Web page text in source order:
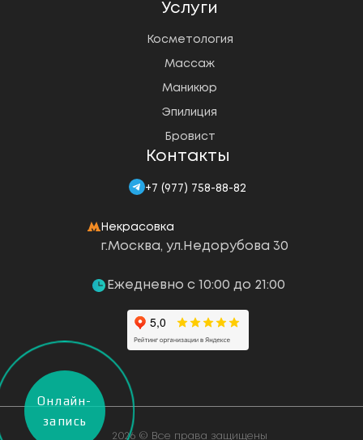
Услуги
Косметология
Массаж
Маникюр
Эпилиция
Бровист
Контакты
+7 (977) 758-88-82
Некрасовка
г.Москва, ул.Недорубова 30
Ежедневно с 10:00 до 21:00
2026 © Все права защищены
Онлайн-
запись